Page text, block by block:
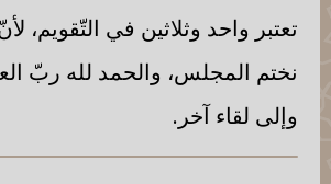
تعتبر واحد وثلاثين في التّقويم،
نختم المجلس، والحمد لله ربّ
وإلى لقاء آخر.